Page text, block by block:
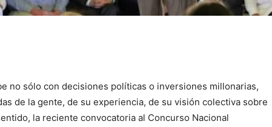
no sólo con decisiones políticas o inversiones millonarias,
de la gente, de su experiencia, de su visión colectiva sobre
la reciente convocatoria al Concurso Nacional